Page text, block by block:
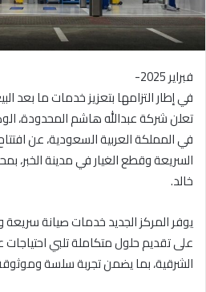
ل
ك
ت
ن
ا
فبراير 2025-
في إطار التزامها بتعزيز خدمات ما بعد
تعلن شركة عبدالله هاشم المحدودة،
في المملكة العربية السعودية، عن
السريعة وقطع الغيار في مدينة الخبر،
خالد.
يوفر المركز الجديد خدمات صيانة سريعة
على تقديم حلول متكاملة تلبي
الشرقية، بما يضمن تجربة سلسة